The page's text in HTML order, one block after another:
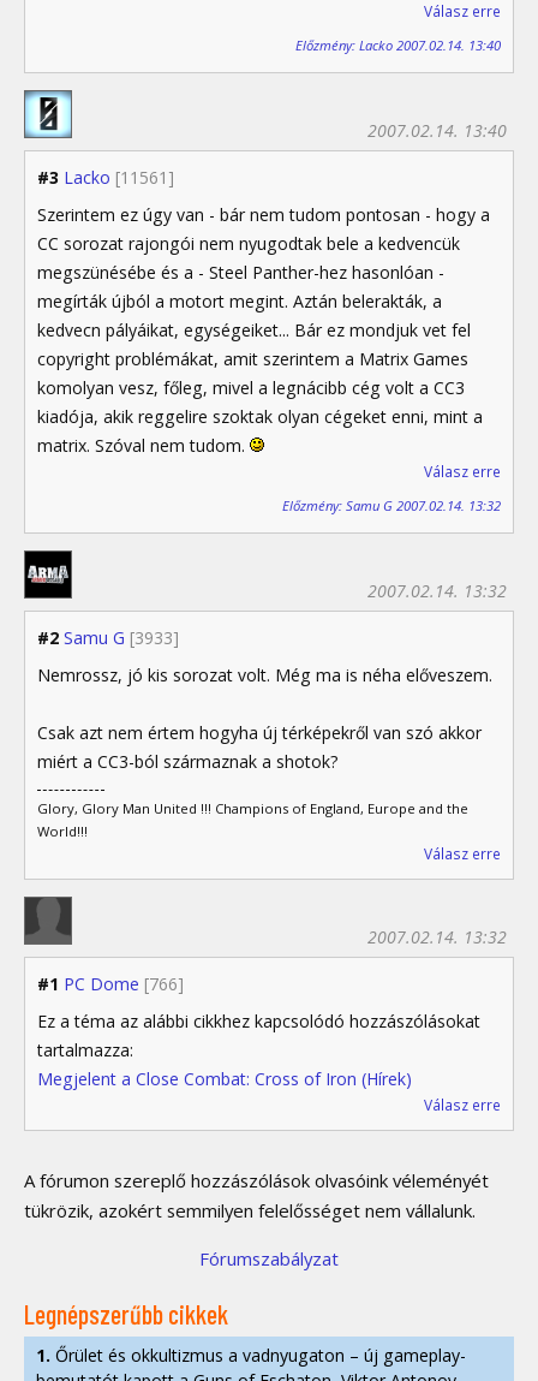
Válasz erre
Előzmény: Lacko 2007.02.14. 13:40
#3 Lacko [11561]
2007.02.14. 13:40
Szerintem ez úgy van - bár nem tudom pontosan - hogy a
CC sorozat rajongói nem nyugodtak bele a kedvencük
megszünésébe és a - Steel Panther-hez hasonlóan -
megírták újból a motort megint. Aztán belerakták, a
kedvecn pályáikat, egységeiket... Bár ez mondjuk vet fel
copyright problémákat, amit szerintem a Matrix Games
komolyan vesz, főleg, mivel a legnácibb cég volt a CC3
kiadója, akik reggelire szoktak olyan cégeket enni, mint a
matrix. Szóval nem tudom.
Válasz erre
Előzmény: Samu G 2007.02.14. 13:32
#2 Samu G [3933]
2007.02.14. 13:32
Nemrossz, jó kis sorozat volt. Még ma is néha előveszem.
Csak azt nem értem hogyha új térképekről van szó akkor
miért a CC3-ból származnak a shotok?
Glory, Glory Man United !!! Champions of England, Europe and the
World!!!
Válasz erre
#1 PC Dome [766]
2007.02.14. 13:32
Ez a téma az alábbi cikkhez kapcsolódó hozzászólásokat
tartalmazza:
Megjelent a Close Combat: Cross of Iron (Hírek)
Válasz erre
A fórumon szereplő hozzászólások olvasóink véleményét
tükrözik, azokért semmilyen felelősséget nem vállalunk.
Fórumszabályzat
Legnépszerűbb cikkek
1. Őrület és okkultizmus a vadnyugaton – új gameplay-